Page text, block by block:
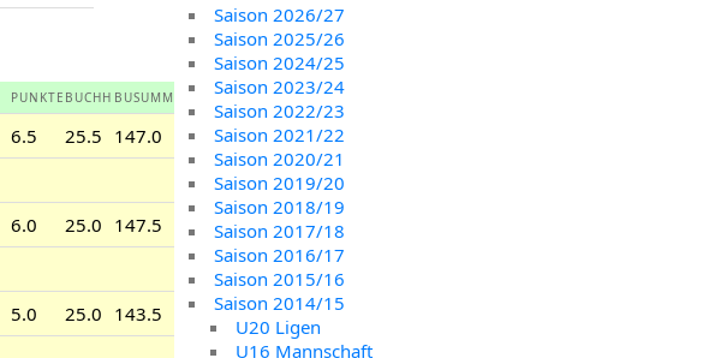
PUNKTE BUCHH BUSUMM
6.5 25.5 147.0
6.0 25.0 147.5
5.0 25.0 143.5
Saison 2026/27
Saison 2025/26
Saison 2024/25
Saison 2023/24
Saison 2022/23
Saison 2021/22
Saison 2020/21
Saison 2019/20
Saison 2018/19
Saison 2017/18
Saison 2016/17
Saison 2015/16
Saison 2014/15
U20 Ligen
U16 Mannschaft